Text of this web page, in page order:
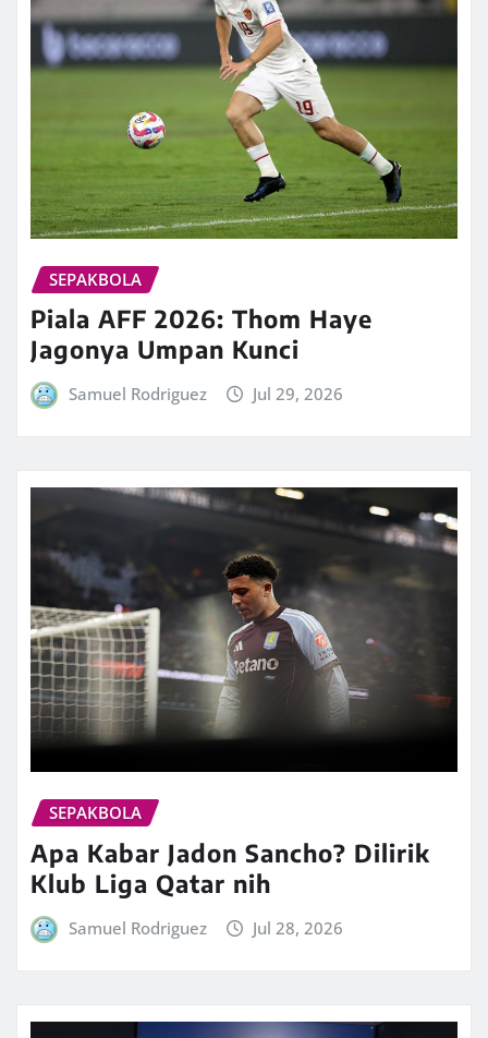
SEPAKBOLA
Piala AFF 2026: Thom Haye
Jagonya Umpan Kunci
Samuel Rodriguez Jul 29, 2026
SEPAKBOLA
Apa Kabar Jadon Sancho? Dilirik
Klub Liga Qatar nih
Samuel Rodriguez Jul 28, 2026